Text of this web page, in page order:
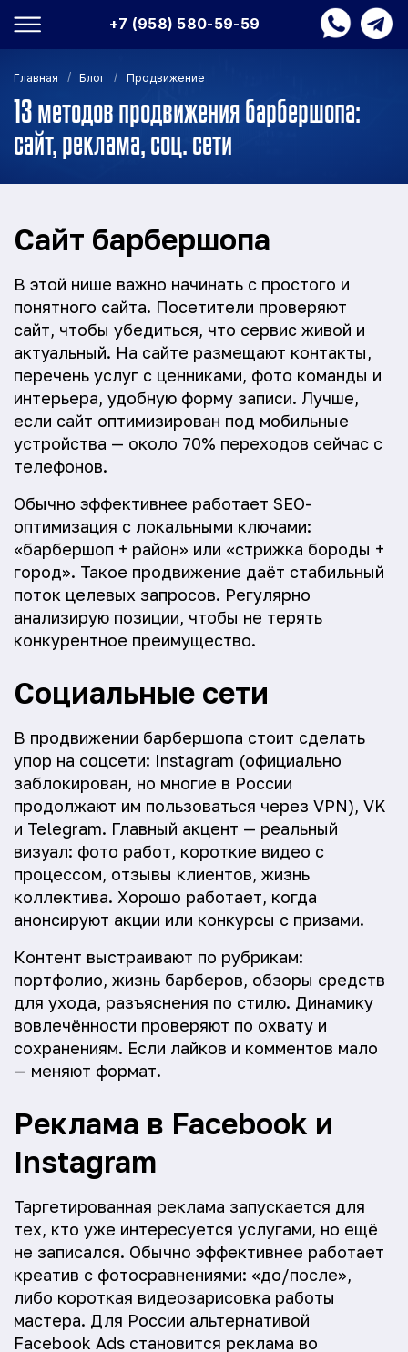
+7 (958) 580-59-59
Главная / Блог / Продвижение
13 методов продвижения барбершопа:
сайт, реклама, соц. сети
Сайт барбершопа
В этой нише важно начинать с простого и
понятного сайта. Посетители проверяют
сайт, чтобы убедиться, что сервис живой и
актуальный. На сайте размещают контакты,
перечень услуг с ценниками, фото команды и
интерьера, удобную форму записи. Лучше,
если сайт оптимизирован под мобильные
устройства — около 70% переходов сейчас с
телефонов.
Обычно эффективнее работает SEO-
оптимизация с локальными ключами:
«барбершоп + район» или «стрижка бороды +
город». Такое продвижение даёт стабильный
поток целевых запросов. Регулярно
анализирую позиции, чтобы не терять
конкурентное преимущество.
Социальные сети
В продвижении барбершопа стоит сделать
упор на соцсети: Instagram (официально
заблокирован, но многие в России
продолжают им пользоваться через VPN), VK
и Telegram. Главный акцент — реальный
визуал: фото работ, короткие видео с
процессом, отзывы клиентов, жизнь
коллектива. Хорошо работает, когда
анонсируют акции или конкурсы с призами.
Контент выстраивают по рубрикам:
портфолио, жизнь барберов, обзоры средств
для ухода, разъяснения по стилю. Динамику
вовлечённости проверяют по охвату и
сохранениям. Если лайков и комментов мало
— меняют формат.
Реклама в Facebook и
Instagram
Таргетированная реклама запускается для
тех, кто уже интересуется услугами, но ещё
не записался. Обычно эффективнее работает
креатив с фотосравнениями: «до/после»,
либо короткая видеозарисовка работы
мастера. Для России альтернативой
Facebook Ads становится реклама во